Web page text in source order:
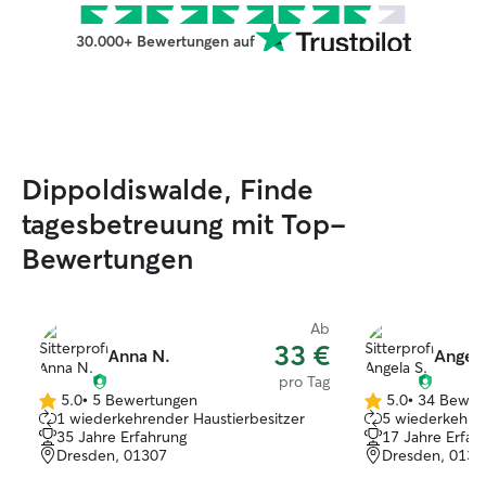
30.000+ Bewertungen auf
Dippoldiswalde, Finde
tagesbetreuung mit Top-
Bewertungen
Аnnа N.
Ab
33 €
pro Tag
5.0
von
5
Sternen
5.0• 5 Bewertungen
1 wiederkehrender Haustierbesitzer
35 Jahre Erfahrung
Dresden, 01307
5.0
von
5
Sternen
5.0• 34
5
17 Jahre
Dresden,